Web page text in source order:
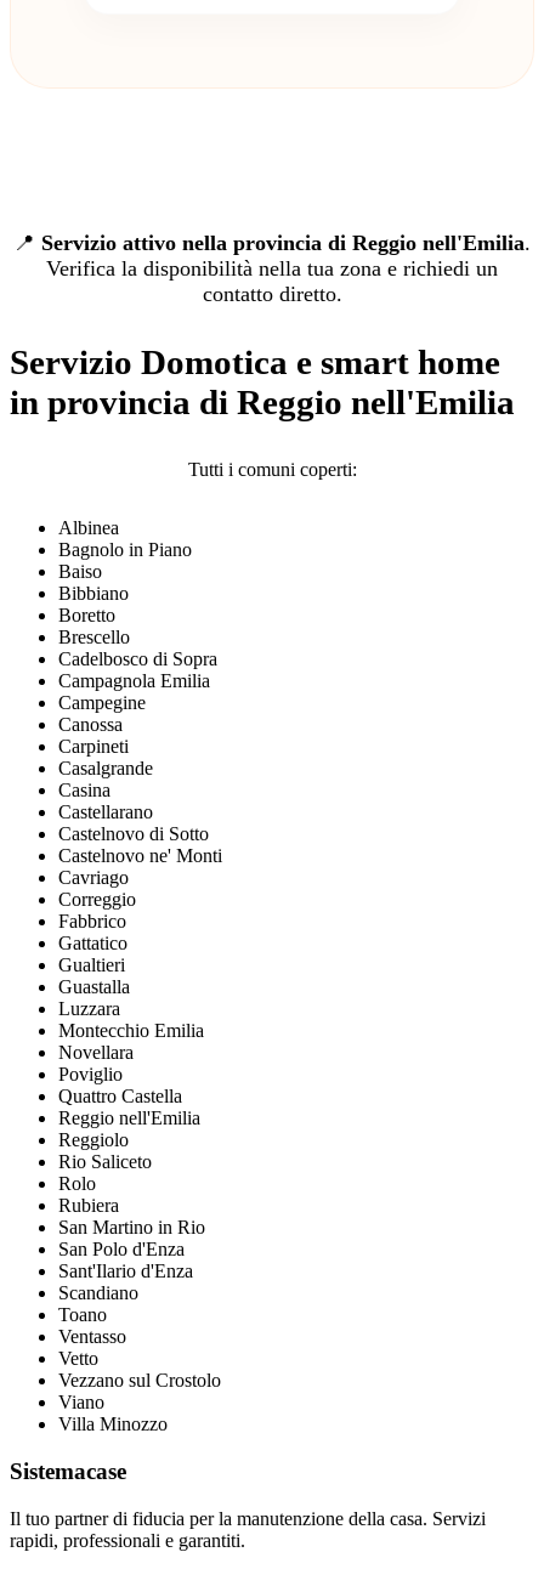
📍 Servizio attivo nella provincia di Reggio nell'Emilia.
Verifica la disponibilità nella tua zona e richiedi un
contatto diretto.
Servizio Domotica e smart home
in provincia di Reggio nell'Emilia
Tutti i comuni coperti:
Albinea
Bagnolo in Piano
Baiso
Bibbiano
Boretto
Brescello
Cadelbosco di Sopra
Campagnola Emilia
Campegine
Canossa
Carpineti
Casalgrande
Casina
Castellarano
Castelnovo di Sotto
Castelnovo ne' Monti
Cavriago
Correggio
Fabbrico
Gattatico
Gualtieri
Guastalla
Luzzara
Montecchio Emilia
Novellara
Poviglio
Quattro Castella
Reggio nell'Emilia
Reggiolo
Rio Saliceto
Rolo
Rubiera
San Martino in Rio
San Polo d'Enza
Sant'Ilario d'Enza
Scandiano
Toano
Ventasso
Vetto
Vezzano sul Crostolo
Viano
Villa Minozzo
Sistemacase
Il tuo partner di fiducia per la manutenzione della casa. Servizi
rapidi, professionali e garantiti.